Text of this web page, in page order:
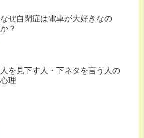
なぜ自閉症は電車が大好きなの
か？
人を見下す人・下ネタを言う人の
心理